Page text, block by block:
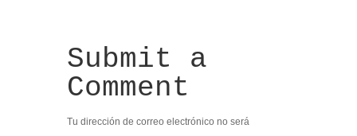
Submit a
Comment
Tu dirección de correo electrónico no será